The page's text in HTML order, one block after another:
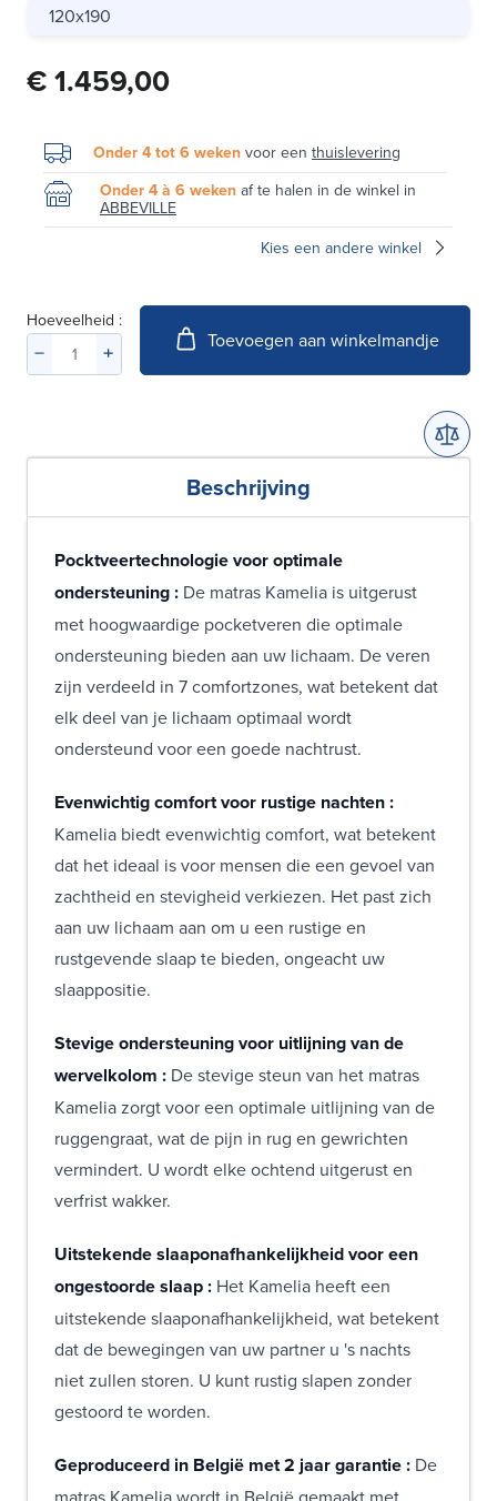
120x190
€ 1.459,00
Onder 4 tot 6 weken voor een thuislevering
Onder 4 à 6 weken af te halen in de winkel in
ABBEVILLE
Kies een andere winkel
Hoeveelheid :
Toevoegen aan winkelmandje
Beschrijving
Pocktveertechnologie voor optimale
ondersteuning : De matras Kamelia is uitgerust
met hoogwaardige pocketveren die optimale
ondersteuning bieden aan uw lichaam. De veren
zijn verdeeld in 7 comfortzones, wat betekent dat
elk deel van je lichaam optimaal wordt
ondersteund voor een goede nachtrust.
Evenwichtig comfort voor rustige nachten :
Kamelia biedt evenwichtig comfort, wat betekent
dat het ideaal is voor mensen die een gevoel van
zachtheid en stevigheid verkiezen. Het past zich
aan uw lichaam aan om u een rustige en
rustgevende slaap te bieden, ongeacht uw
slaappositie.
Stevige ondersteuning voor uitlijning van de
wervelkolom : De stevige steun van het matras
Kamelia zorgt voor een optimale uitlijning van de
ruggengraat, wat de pijn in rug en gewrichten
vermindert. U wordt elke ochtend uitgerust en
verfrist wakker.
Uitstekende slaaponafhankelijkheid voor een
ongestoorde slaap : Het Kamelia heeft een
uitstekende slaaponafhankelijkheid, wat betekent
dat de bewegingen van uw partner u 's nachts
niet zullen storen. U kunt rustig slapen zonder
gestoord te worden.
Geproduceerd in België met 2 jaar garantie : De